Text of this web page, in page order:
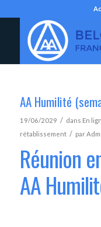
AA Humilité
19/06/2029 / dans En
rétablissement / par
Réunion
AA